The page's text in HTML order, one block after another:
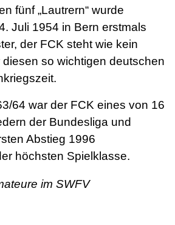
fünf „Lautrern“ wurde
Juli 1954 in Bern erstmals
der FCK steht wie kein
diesen so wichtigen deutschen
64 war der FCK eines von 16
der Bundesliga und
Abstieg 1996
höchsten Spielklasse.